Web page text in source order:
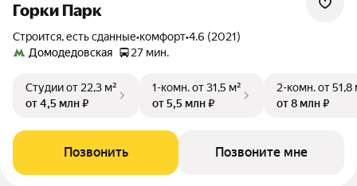
Горки Парк
Строится, есть сданные•комфорт•4.6 (2021)
Домодедовская
27 мин.
Студииот 22,3 м²
от 4,5 млн ₽
1-комн.от 31,5 м²
от 5,5 млн ₽
2-комн.от 51,8
от 8 млн ₽
Позвонить Позвоните мне